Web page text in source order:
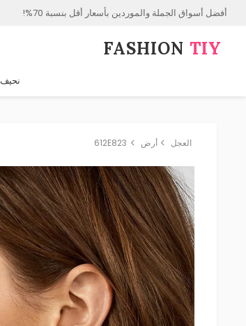
أفضل أسواق الجملة والموردين بأسعار أقل بنسبة 70%!
FASHION⁠ TIY
نحيف
العجل أرض 612E823